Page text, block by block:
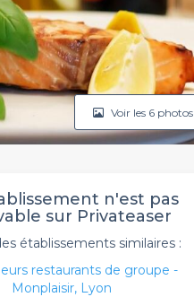
Voir les 6 photos
n'est pas
sur Privateaser
établissements similaires :
restaurants de groupe -
Monplaisir, Lyon